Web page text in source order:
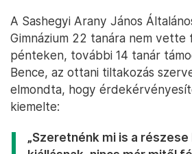
A Sashegyi Arany János
Gimnázium 22 tanára nem vette
pénteken, további 14 tanár
Bence, az ottani tiltakozás
elmondta, hogy
kiemelte:
„Szeretnénk mi is a részese